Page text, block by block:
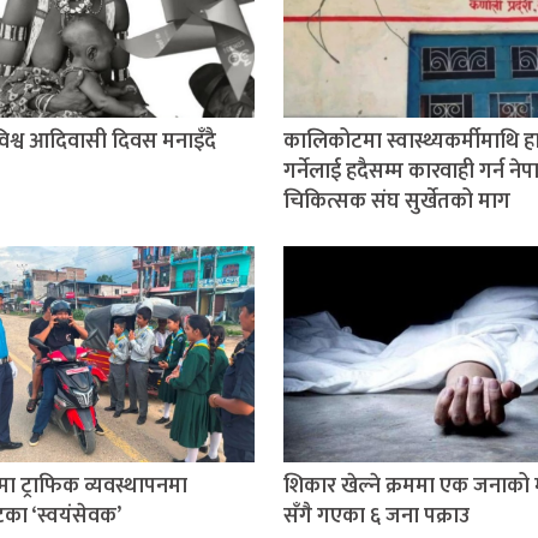
आदिवासी दिवस मनाइँदै
कालिकोटमा स्वास्थ्यकर्मीमाथि
गर्नेलाई हदैसम्म कारवाही गर्न
चिकित्सक संघ सुर्खेतको माग
ट्राफिक व्यवस्थापनमा
‘स्वयंसेवक’
शिकार खेल्ने क्रममा एक जनाको
सँगै गएका ६ जना पक्राउ